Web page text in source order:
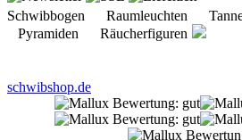
Schwibbogen Raumleuchten
Pyramiden Räucherfiguren
schwibshop.de